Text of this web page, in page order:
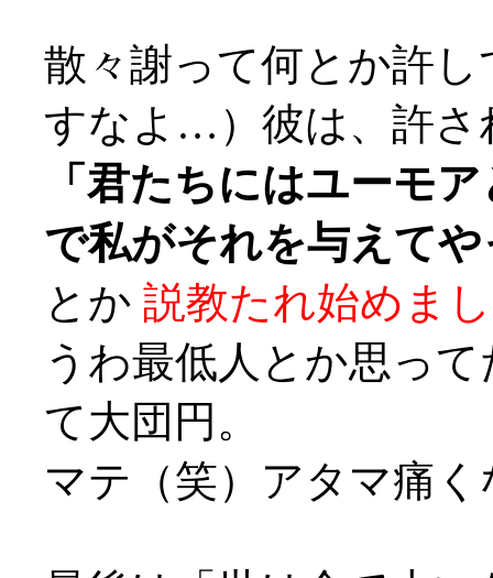
散々謝って何とか許
すなよ…）彼は、許さ
「君たちにはユーモ
で私がそれを与えて
とか 説教たれ始めま
うわ最低人とか思っ
て大団円。
マテ（笑）アタマ痛